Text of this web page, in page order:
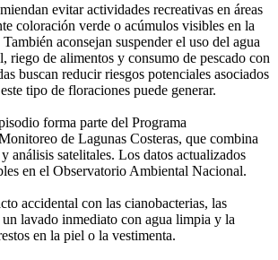
evitar actividades recreativas en áreas
coloración verde o acúmulos visibles en la
aconsejan suspender el uso del agua
riego de alimentos y consumo de pescado con
buscan reducir riesgos potenciales asociados
tipo de floraciones puede generar.
forma parte del Programa
de Lagunas Costeras, que combina
análisis satelitales. Los datos actualizados
en el Observatorio Ambiental Nacional.
accidental con las cianobacterias, las
un lavado inmediato con agua limpia y la
en la piel o la vestimenta.